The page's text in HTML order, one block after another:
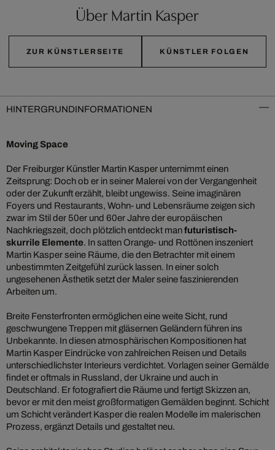
Über Martin Kasper
ZUR KÜNSTLERSEITE KÜNSTLER FOLGEN
HINTERGRUNDINFORMATIONEN
Moving Space
Der Freiburger Künstler Martin Kasper unternimmt einen
Zeitsprung: Doch ob er in seiner Malerei von der Vergangenheit
oder der Zukunft erzählt, bleibt ungewiss. Seine imaginären
Foyers und Restaurants, Wohn- und Lebensräume zeigen sich
zwar im Stil der 50er und 60er Jahre der europäischen
Nachkriegszeit, doch plötzlich entdeckt manfuturistisch-
skurrile Elemente. In satten Orange- und Rottönen inszeniert
Martin Kasper seine Räume, die den Betrachter mit einem
unbestimmten Zeitgefühl zurück lassen. In einer solch
ungesehenen Ästhetik setzt der Maler seine faszinierenden
Arbeiten um.
Breite Fensterfronten ermöglichen eine weite Sicht, rund
geschwungene Treppen mit gläsernen Geländern führen ins
Unbekannte. In diesen atmosphärischen Kompositionen hat
Martin Kasper Eindrücke von zahlreichen Reisen und Details
unterschiedlichster Interieurs verdichtet. Vorlagen seiner Gemälde
findet er oftmals in Russland, der Ukraine und auch in
Deutschland. Er fotografiert die Räume und fertigt Skizzen an,
bevor er mit den meist großformatigen Gemälden beginnt. Schicht
um Schicht verändert Kasper die realen Modelle im malerischen
Prozess, ergänzt Details und gestaltet neu.